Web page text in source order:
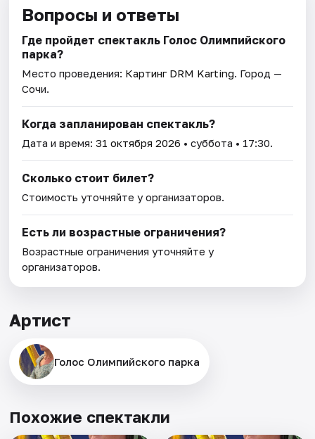
Вопросы и ответы
Где пройдет спектакль Голос Олимпийского
парка?
Место проведения: Картинг DRM Karting. Город —
Сочи.
Когда запланирован спектакль?
Дата и время:31 октября 2026 • суббота • 17:30.
Сколько стоит билет?
Стоимость уточняйте у организаторов.
Есть ли возрастные ограничения?
Возрастные ограничения уточняйте у
организаторов.
Артист
Голос Олимпийского парка
Похожие спектакли